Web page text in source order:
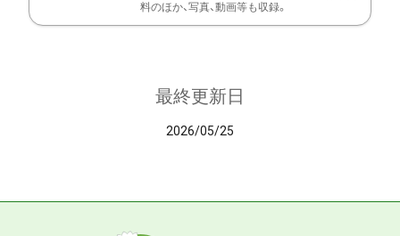
料のほか、写真、動画等も収録。
最終更新日
2026/05/25